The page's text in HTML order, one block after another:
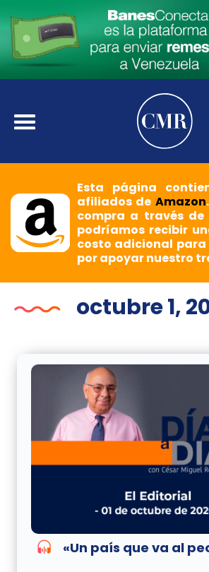
Esta página
afiliados deAmazon
compra a través de
podríamos recibir
costo adicional para
por apoyar nuestro
octubre 1,
«Un país que va al